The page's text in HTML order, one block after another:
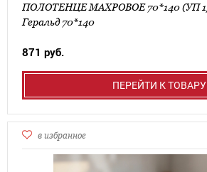
Геральд 70*140
871 руб.
ПЕРЕЙТИ К ТОВАРУ
в избранное